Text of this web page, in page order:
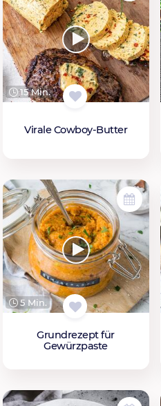
15 Min.
Virale Cowboy-Butter
5 Min.
Grundrezept für
Gewürzpaste